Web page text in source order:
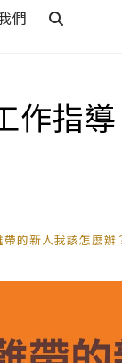
作指
們
帶的新人我該怎麼